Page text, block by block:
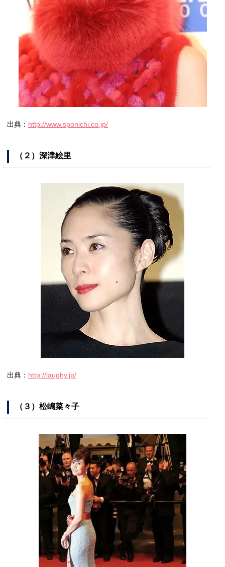
出典： http://www.sponichi.co.jp/
（２）深津絵里
出典： http://laughy.jp/
（３）松嶋菜々子